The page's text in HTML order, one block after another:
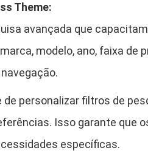
Theme:
avançada que
modelo, ano, faixa de
personalizar filtros de
Isso garante que
específicas.